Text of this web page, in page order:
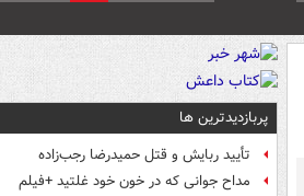
پربازدیدترین ها
تأیید ربایش و قتل حمیدرضا رجب‌زاده
مداح جوانی که در خون خود غلتید +فیلم